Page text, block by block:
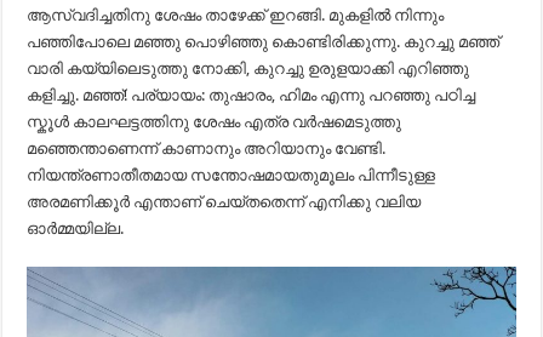
ആസ്വദിച്ചതിനു ശേഷം താഴേക്ക് ഇറങ്ങി. മുകളിൽ നിന്നും
പഞ്ഞിപോലെ മഞ്ഞു പൊഴിഞ്ഞു കൊണ്ടിരിക്കുന്നു. കുറച്ചു മഞ്ഞ്
വാരി കയ്യിലെടുത്തു നോക്കി, കുറച്ചു ഉരുളയാക്കി എറിഞ്ഞു
കളിച്ചു. മഞ്ഞ്! പര്യായം: തുഷാരം, ഹിമം എന്നു പറഞ്ഞു പഠിച്ച
സ്കൂൾ കാലഘട്ടത്തിനു ശേഷം എത്ര വർഷമെടുത്തു
മഞ്ഞെന്താണെന്ന് കാണാനും അറിയാനും വേണ്ടി.
നിയന്ത്രണാതീതമായ സന്തോഷമായതുമൂലം പിന്നീടുള്ള
അരമണിക്കൂർ എന്താണ് ചെയ്തതെന്ന് എനിക്കു വലിയ
ഓർമ്മയില്ല.